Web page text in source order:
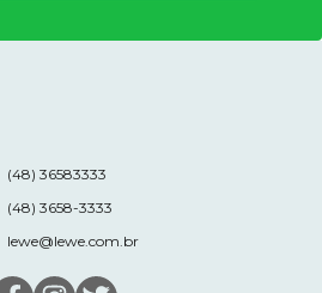
(48) 36583333
(48) 3658-3333
lewe@lewe.com.br